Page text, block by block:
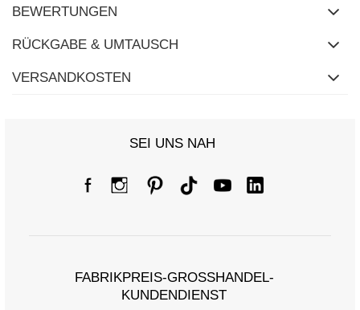
BEWERTUNGEN
RÜCKGABE & UMTAUSCH
VERSANDKOSTEN
SEI UNS NAH
FABRIKPREIS-GROSSHANDEL-K
UNDENDIENST